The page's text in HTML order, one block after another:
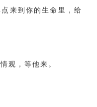
来到你的生命里，给
观，等他来。